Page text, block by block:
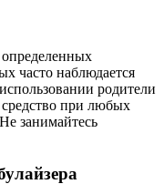
определенных
часто наблюдается
родители
средство при любых
занимайтесь